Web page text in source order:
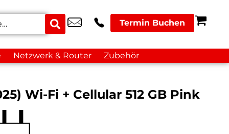
Termin Buchen
Netzwerk & Router Zubehör
Wi-Fi + Cellular 512 GB Pink